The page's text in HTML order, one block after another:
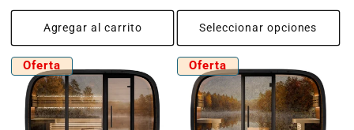
habitual
Agregar al carrito
habitual
Seleccionar opciones
Oferta Oferta